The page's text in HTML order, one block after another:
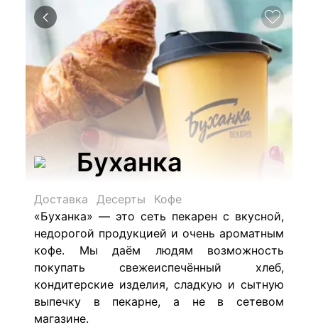
Буханка
Доставка Десерты
Кофе
«Буханка» — это сеть пекарен с вкусной,
недорогой продукцией и очень ароматным
кофе. Мы даём людям возможность
покупать свежеиспечённый хлеб,
кондитерские изделия, сладкую и сытную
выпечку в пекарне, а не в сетевом
магазине.